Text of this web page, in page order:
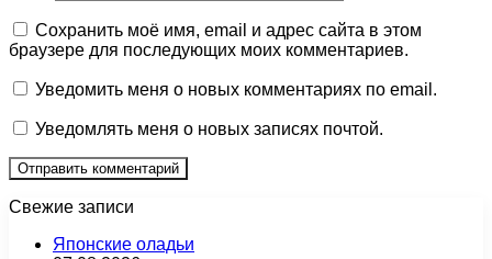
Сохранить моё имя, email и адрес сайта в этом
браузере для последующих моих комментариев.
Уведомить меня о новых комментариях по email.
Уведомлять меня о новых записях почтой.
Свежие записи
Японские оладьи